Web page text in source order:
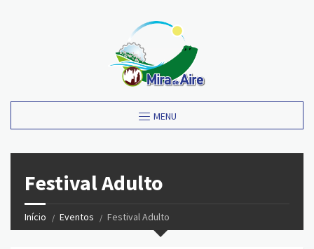
MENU
Festival Adulto
Início Eventos Festival Adulto